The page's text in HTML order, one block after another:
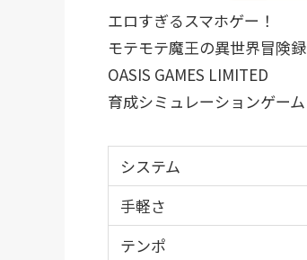
エロすぎるスマホゲー！
モテモテ魔王の異世界冒険録
OASIS GAMES LIMITED
育成シミュレーションゲーム
システム
手軽さ
テンポ